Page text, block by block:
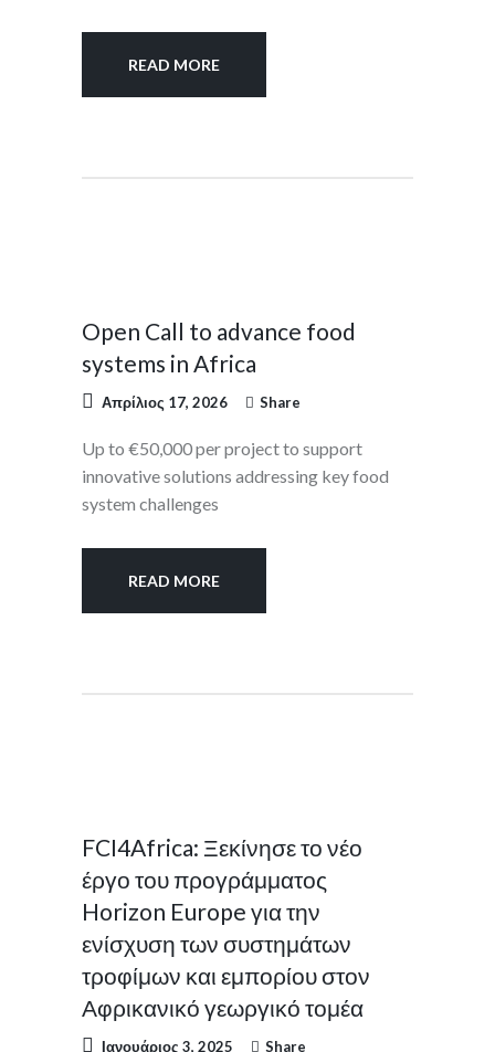
READ MORE
Open Call to advance food
systems in Africa
Απρίλιος 17, 2026 Share
Up to €50,000 per project to support
innovative solutions addressing key food
system challenges
READ MORE
FCI4Africa: Ξεκίνησε το νέο
έργο του προγράμματος
Horizon Europe για την
ενίσχυση των συστημάτων
τροφίμων και εμπορίου στον
Αφρικανικό γεωργικό τομέα
Ιανουάριος 3, 2025 Share